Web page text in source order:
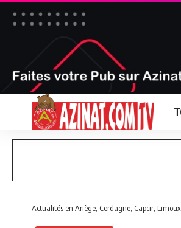
Actualités en Ariège, Cerdagne, Capcir,